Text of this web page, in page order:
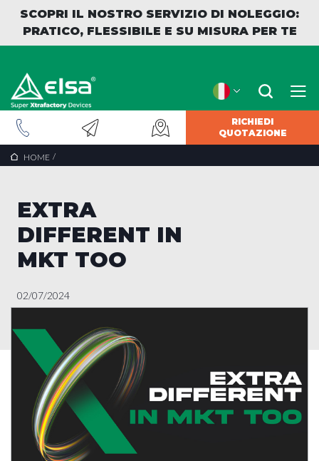
SCOPRI IL NOSTRO SERVIZIO DI NOLEGGIO:
PRATICO, FLESSIBILE E SU MISURA PER TE
RICHIEDI
QUOTAZIONE
HOME /INDIETRO
EXTRA
DIFFERENT IN
MKT TOO
02/07/2024